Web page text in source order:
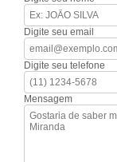
Digite seu email
Digite seu telefone
Mensagem